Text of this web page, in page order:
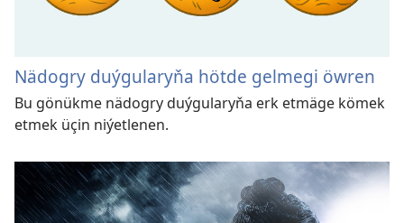
Nädogry duýgularyňa hötde gelmegi öwren
Bu gönükme nädogry duýgularyňa erk etmäge kömek
etmek üçin niýetlenen.